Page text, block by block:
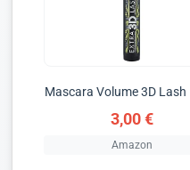
Mascara Volume 3D Lash
3,00 €
Amazon